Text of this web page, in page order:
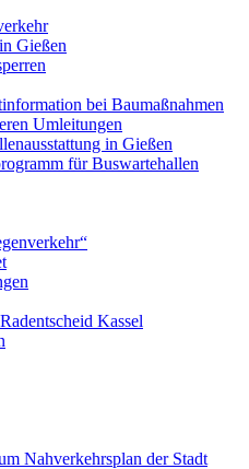
Gießen
bei Baumaßnahmen
Umleitungen
in Gießen
für Buswartehallen
Kassel
Nahverkehrsplan der Stadt